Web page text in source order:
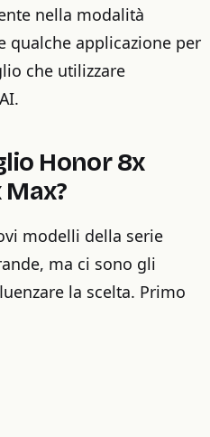
nella modalità
qualche applicazione per
che utilizzare
Honor 8x
modelli della serie
ma ci sono gli
la scelta. Primo